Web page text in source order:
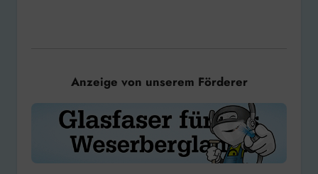
Anzeige von unserem Förderer